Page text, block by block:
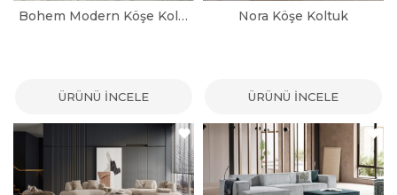
Bohem Modern Köşe Koltuk
ÜRÜNÜ İNCELE
Nora Köşe Koltuk
ÜRÜNÜ İNCELE